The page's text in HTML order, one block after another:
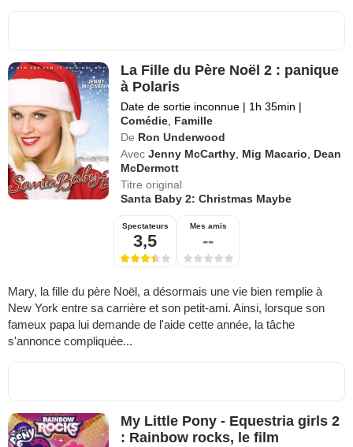
La Fille du Père Noël 2 : panique
à Polaris
Date de sortie inconnue | 1h 35min |
Comédie, Famille
De Ron Underwood
Avec Jenny McCarthy, Mig Macario, Dean
McDermott
Titre original
Santa Baby 2: Christmas Maybe
Spectateurs
3,5
Mes amis
--
Mary, la fille du père Noël, a désormais une vie bien remplie à
New York entre sa carrière et son petit-ami. Ainsi, lorsque son
fameux papa lui demande de l'aide cette année, la tâche
s'annonce compliquée...
My Little Pony - Equestria girls 2
: Rainbow rocks, le film